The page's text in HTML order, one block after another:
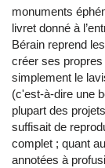
monuments
livret donné à
Bérain reprend
créer ses propres
simplement le
(c'est-à-dire une
plupart des
suffisait de
complet ; quant
annotées à